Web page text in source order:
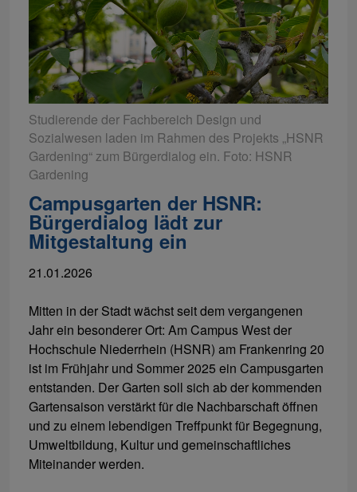
Studierende der Fachbereich Design und
Sozialwesen laden im Rahmen des Projekts „HSNR
Gardening“ zum Bürgerdialog ein. Foto: HSNR
Gardening
Campusgarten der HSNR:
Bürgerdialog lädt zur
Mitgestaltung ein
21.01.2026
Mitten in der Stadt wächst seit dem vergangenen
Jahr ein besonderer Ort: Am Campus West der
Hochschule Niederrhein (HSNR) am Frankenring 20
ist im Frühjahr und Sommer 2025 ein Campusgarten
entstanden. Der Garten soll sich ab der kommenden
Gartensaison verstärkt für die Nachbarschaft öffnen
und zu einem lebendigen Treffpunkt für Begegnung,
Umweltbildung, Kultur und gemeinschaftliches
Miteinander werden.